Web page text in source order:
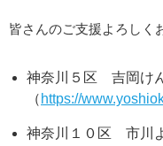
皆さんのご支援よろしく
神奈川５区 吉岡け
（ https://
神奈川１０区 市川